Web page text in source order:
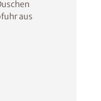
aus